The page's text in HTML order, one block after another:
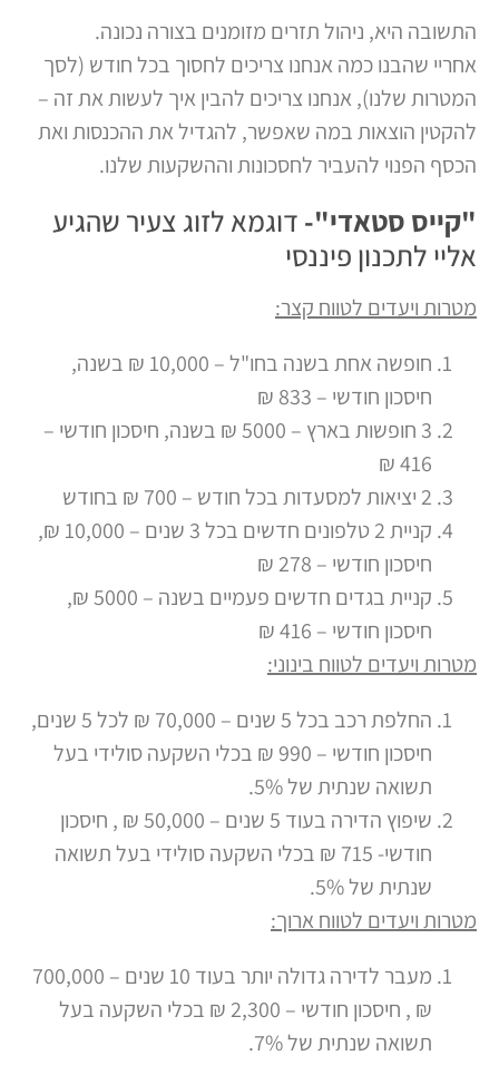
התשובה היא, ניהול תזרים מזומנים בצורה נכונה.
אחריי שהבנו כמה אנחנו צריכים לחסוך בכל חודש (לסך
המטרות שלנו), אנחנו צריכים להבין איך לעשות את זה –
להקטין הוצאות במה שאפשר, להגדיל את ההכנסות ואת
הכסף הפנוי להעביר לחסכונות וההשקעות שלנו.
"קייס סטאדי"- דוגמא לזוג צעיר שהגיע
אליי לתכנון פיננסי
מטרות ויעדים לטווח קצר:
חופשה אחת בשנה בחו"ל – 10,000 ₪ בשנה,
חיסכון חודשי – 833 ₪
3 חופשות בארץ – 5000 ₪ בשנה, חיסכון חודשי –
416 ₪
2 יציאות למסעדות בכל חודש – 700 ₪ בחודש
קניית 2 טלפונים חדשים בכל 3 שנים – 10,000 ₪,
חיסכון חודשי – 278 ₪
קניית בגדים חדשים פעמיים בשנה – 5000 ₪,
חיסכון חודשי – 416 ₪
מטרות ויעדים לטווח בינוני:
החלפת רכב בכל 5 שנים – 70,000 ₪ לכל 5 שנים,
חיסכון חודשי – 990 ₪ בכלי השקעה סולידי בעל
תשואה שנתית של 5%.
שיפוץ הדירה בעוד 5 שנים – 50,000 ₪ , חיסכון
חודשי- 715 ₪ בכלי השקעה סולידי בעל תשואה
שנתית של 5%.
מטרות ויעדים לטווח ארוך:
מעבר לדירה גדולה יותר בעוד 10 שנים – 700,000
₪ , חיסכון חודשי – 2,300 ₪ בכלי השקעה בעל
תשואה שנתית של 7%.